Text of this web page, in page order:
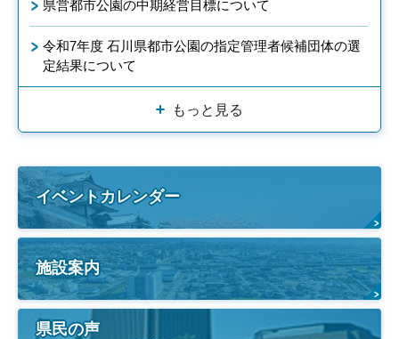
県営都市公園の中期経営目標について
令和7年度 石川県都市公園の指定管理者候補団体の選
定結果について
もっと見る
イベントカレンダー
施設案内
県民の声